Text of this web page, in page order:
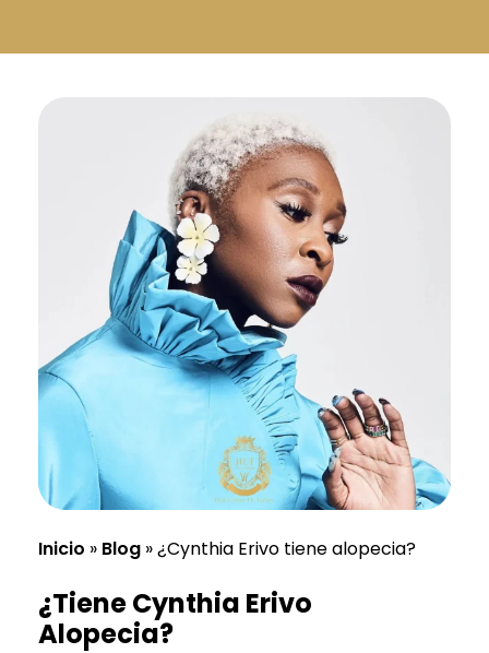
Svenska
Inicio » Blog »¿Cynthia Erivo tiene alopecia?
¿Tiene Cynthia Erivo
Alopecia?